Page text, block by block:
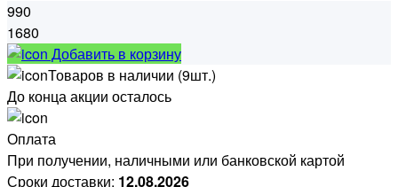
990
1680
Добавить в корзину
Товаров в наличии (9шт.)
До конца акции осталось
Оплата
При получении, наличными или банковской картой
Сроки доставки: 12.08.2026